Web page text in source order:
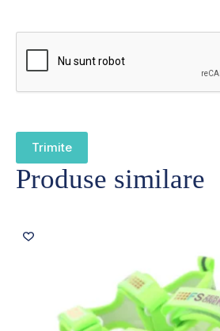
Trimite
Produse similare